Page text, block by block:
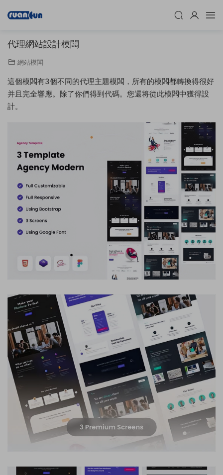
代理網站設計模闆
網站模闆
這個模闆有3個不同的代理主題模闆，所有的模闆都轉換得很好
并且完全響應。除了你們得到代碼。您還将從此模闆中獲得設
計。